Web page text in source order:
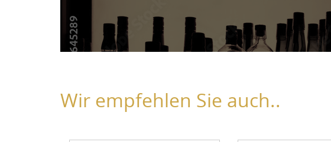
Wir empfehlen Sie auch..